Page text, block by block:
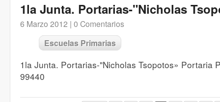
1la Junta. Portarias-"Nicholas
6 Marzo 2012 | 0 Comentarios
Escuelas Primarias
1la Junta. Portarias-"Nicholas Tsopotos» Portaria
99440